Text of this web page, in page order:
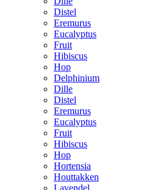
Distel
Eremurus
Eucalyptus
Fruit
Hibiscus
Hop
Delphinium
Dille
Distel
Eremurus
Eucalyptus
Fruit
Hibiscus
Hop
Hortensia
Houttakken
Lavendel